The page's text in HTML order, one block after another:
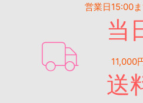
営業日15:00
当
11,000
送